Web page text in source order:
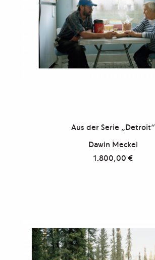
Aus der Serie „Detroit“
Dawin Meckel
1.800,00€